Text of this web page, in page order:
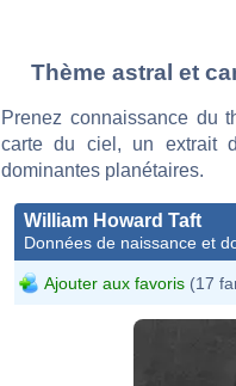
Thème astral et
Prenez connaissance du
carte du ciel, un extrait
dominantes planétaires.
William Howard Taft
Données de naissance et
Ajouter aux favoris (17